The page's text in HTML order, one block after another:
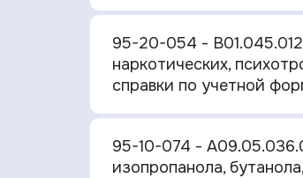
95-20-054 -
наркотических,
справки по учетной
95-10-074 -
изопропанола,